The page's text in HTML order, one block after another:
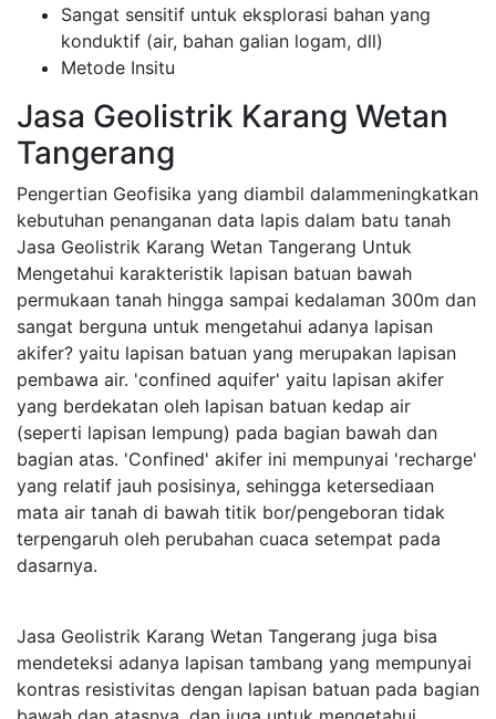
Sangat sensitif untuk eksplorasi bahan yang
konduktif (air, bahan galian logam, dll)
Metode Insitu
Jasa Geolistrik Karang Wetan
Tangerang
Pengertian Geofisika yang diambil dalammeningkatkan
kebutuhan penanganan data lapis dalam batu tanah
Jasa Geolistrik Karang Wetan Tangerang Untuk
Mengetahui karakteristik lapisan batuan bawah
permukaan tanah hingga sampai kedalaman 300m dan
sangat berguna untuk mengetahui adanya lapisan
akifer? yaitu lapisan batuan yang merupakan lapisan
pembawa air. 'confined aquifer' yaitu lapisan akifer
yang berdekatan oleh lapisan batuan kedap air
(seperti lapisan lempung) pada bagian bawah dan
bagian atas. 'Confined' akifer ini mempunyai 'recharge'
yang relatif jauh posisinya, sehingga ketersediaan
mata air tanah di bawah titik bor/pengeboran tidak
terpengaruh oleh perubahan cuaca setempat pada
dasarnya.
Jasa Geolistrik Karang Wetan Tangerang juga bisa
mendeteksi adanya lapisan tambang yang mempunyai
kontras resistivitas dengan lapisan batuan pada bagian